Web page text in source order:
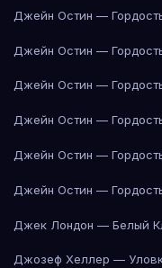
Джейн Остин —
Джейн Остин —
Джейн Остин —
Джейн Остин —
Джейн Остин —
Джейн Остин —
Джек Лондон — Белый
Джозеф Хеллер —